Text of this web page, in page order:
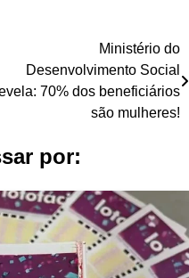
Ministério do
Desenvolvimento Social
70% dos beneficiários
são mulheres!
por: